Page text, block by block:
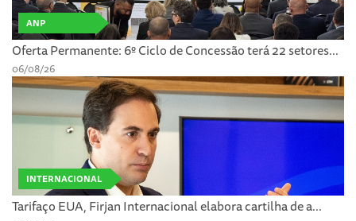
ANP
Oferta Permanente: 6º Ciclo de Concessão terá 22 setores...
06/08/26
INTERNACIONAL
Tarifaço EUA, Firjan Internacional elabora cartilha de a...